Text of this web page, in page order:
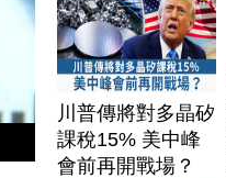
川普傳將對多晶矽
課稅15% 美中峰
會前再開戰場？